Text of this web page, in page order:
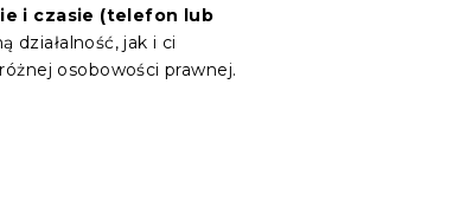
i czasie (telefon lub
działalność, jak i ci
osobowości prawnej.